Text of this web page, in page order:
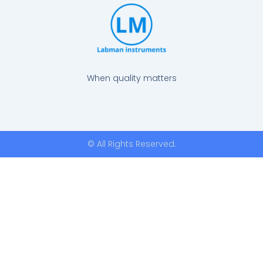
When quality matters
© All Rights Reserved.